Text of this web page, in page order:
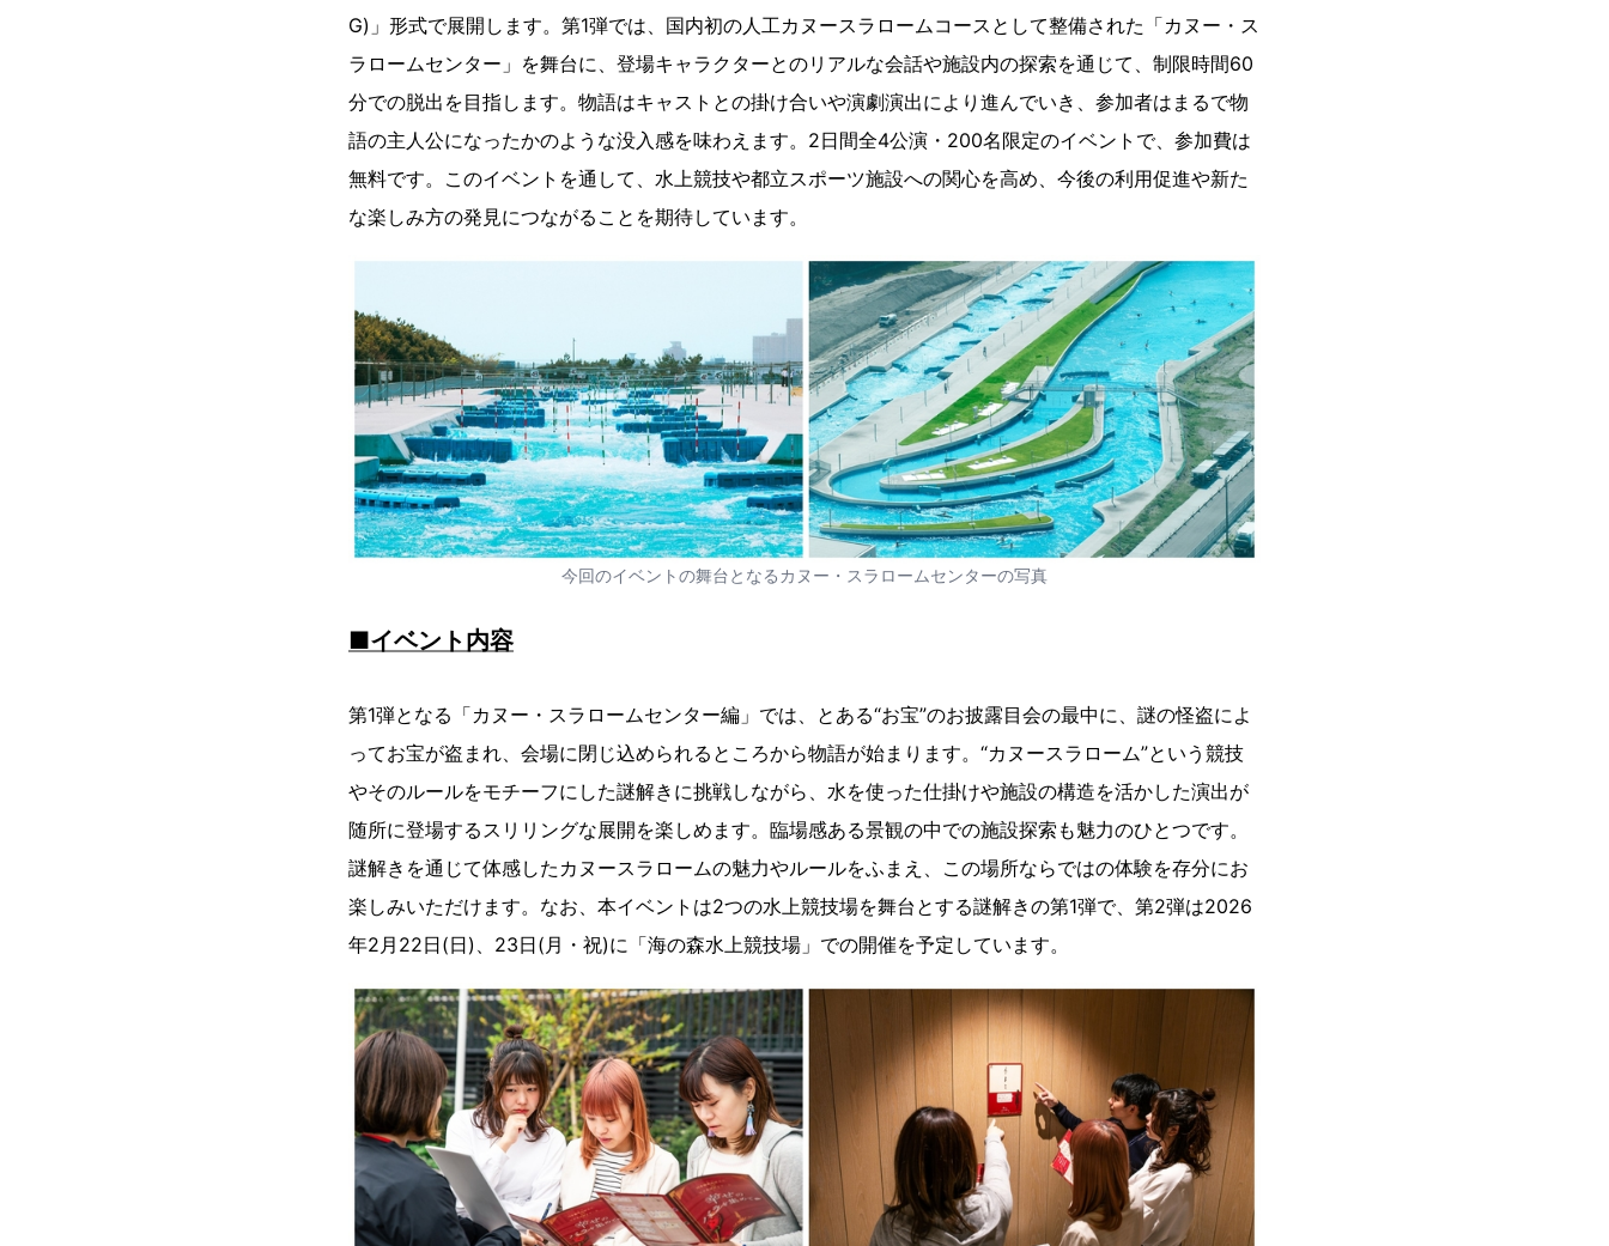
G)」形式で展開します。第1弾では、国内初の人工カヌースラロームコースとして整備された「カヌー・ス
ラロームセンター」を舞台に、登場キャラクターとのリアルな会話や施設内の探索を通じて、制限時間60
分での脱出を目指します。物語はキャストとの掛け合いや演劇演出により進んでいき、参加者はまるで物
語の主人公になったかのような没入感を味わえます。2日間全4公演・200名限定のイベントで、参加費は
無料です。このイベントを通して、水上競技や都立スポーツ施設への関心を高め、今後の利用促進や新た
な楽しみ方の発見につながることを期待しています。
今回のイベントの舞台となるカヌー・スラロームセンターの写真
■イベント内容
第1弾となる「カヌー・スラロームセンター編」では、とある“お宝”のお披露目会の最中に、謎の怪盗によ
ってお宝が盗まれ、会場に閉じ込められるところから物語が始まります。“カヌースラローム”という競技
やそのルールをモチーフにした謎解きに挑戦しながら、水を使った仕掛けや施設の構造を活かした演出が
随所に登場するスリリングな展開を楽しめます。臨場感ある景観の中での施設探索も魅力のひとつです。
謎解きを通じて体感したカヌースラロームの魅力やルールをふまえ、この場所ならではの体験を存分にお
楽しみいただけます。なお、本イベントは2つの水上競技場を舞台とする謎解きの第1弾で、第2弾は2026
年2月22日(日)、23日(月・祝)に「海の森水上競技場」での開催を予定しています。